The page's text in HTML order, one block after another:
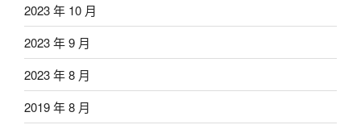
2023 年 10 月
2023 年 9 月
2023 年 8 月
2019 年 8 月